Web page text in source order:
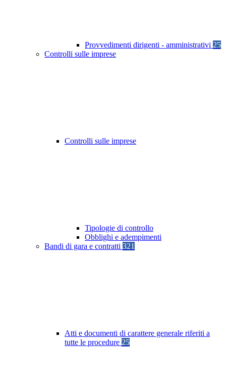
Provvedimenti dirigenti - amministrativi 25
Controlli sulle imprese
Controlli sulle imprese
Tipologie di controllo
Obblighi e adempimenti
Bandi di gara e contratti 321
Atti e documenti di carattere generale riferiti a
tutte le procedure 25